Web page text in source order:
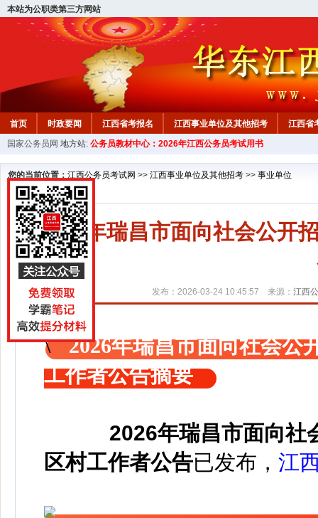
本站为公职类第三方网站
首页 时政要闻 江西省考报名 江西事业单位及其他招考 江西省
教材中心
国家公务员网 地方站: 公务员教材中心：2026年江西公务员考试用书
您的当前位置： 江西公务员考试网 >> 江西事业单位及其他招考 >> 事业单位
2026年瑞昌市面向社会公开
发布：2026-03-24 10:45:57 来源： 江西
2026年瑞昌市面向社会公
工作者公告摘要
2026年瑞昌市面向社
区村工作者公告已发布， 江